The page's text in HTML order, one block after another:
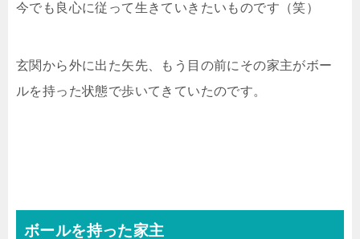
今でも良心に従って生きていきたいものです（笑）
玄関から外に出た矢先、もう目の前にその家主がボー
ルを持った状態で歩いてきていたのです。
ボールを持った家主